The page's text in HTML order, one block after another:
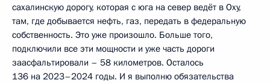
сахалинскую дорогу, которая с юга на север ведёт в Оху,
там, где добывается нефть, газ, передать в федеральную
собственность. Это уже произошло. Больше того,
подключили все эти мощности и уже часть дороги
заасфальтировали – 58 километров. Осталось
136 на 2023–2024 годы. И я выполню обязательства